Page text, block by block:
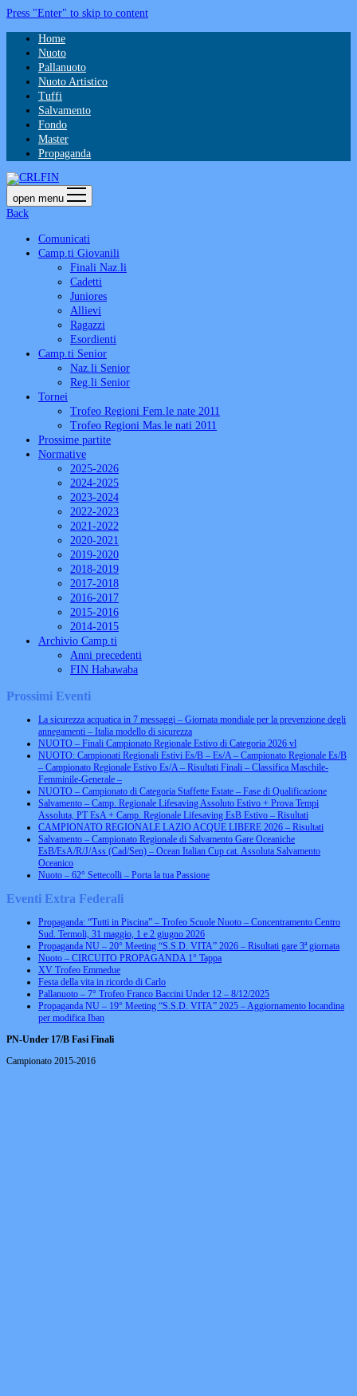
Press "Enter" to skip to content
Home
Nuoto
Pallanuoto
Nuoto Artistico
Tuffi
Salvamento
Fondo
Master
Propaganda
open menu
Back
Comunicati
Camp.ti Giovanili
Finali Naz.li
Cadetti
Juniores
Allievi
Ragazzi
Esordienti
Camp.ti Senior
Naz.li Senior
Reg.li Senior
Tornei
Trofeo Regioni Fem.le nate 2011
Trofeo Regioni Mas.le nati 2011
Prossime partite
Normative
2025-2026
2024-2025
2023-2024
2022-2023
2021-2022
2020-2021
2019-2020
2018-2019
2017-2018
2016-2017
2015-2016
2014-2015
Archivio Camp.ti
Anni precedenti
FIN Habawaba
Prossimi Eventi
La sicurezza acquatica in 7 messaggi – Giornata mondiale per la prevenzione degli
annegamenti – Italia modello di sicurezza
NUOTO – Finali Campionato Regionale Estivo di Categoria 2026 vl
NUOTO: Campionati Regionali Estivi Es/B – Es/A – Campionato Regionale Es/B
– Campionato Regionale Estivo Es/A – Risultati Finali – Classifica Maschile-
Femminile-Generale –
NUOTO – Campionato di Categoria Staffette Estate – Fase di Qualificazione
Salvamento – Camp. Regionale Lifesaving Assoluto Estivo + Prova Tempi
Assoluta, PT EsA + Camp. Regionale Lifesaving EsB Estivo – Risultati
CAMPIONATO REGIONALE LAZIO ACQUE LIBERE 2026 – Risultati
Salvamento – Campionato Regionale di Salvamento Gare Oceaniche
EsB/EsA/R/J/Ass (Cad/Sen) – Ocean Italian Cup cat. Assoluta Salvamento
Oceanico
Nuoto – 62° Settecolli – Porta la tua Passione
Eventi Extra Federali
Propaganda: “Tutti in Piscina” – Trofeo Scuole Nuoto – Concentramento Centro
Sud. Termoli, 31 maggio, 1 e 2 giugno 2026
Propaganda NU – 20° Meeting “S.S.D. VITA” 2026 – Risultati gare 3ª giornata
Nuoto – CIRCUITO PROPAGANDA 1° Tappa
XV Trofeo Emmedue
Festa della vita in ricordo di Carlo
Pallanuoto – 7° Trofeo Franco Baccini Under 12 – 8/12/2025
Propaganda NU – 19° Meeting “S.S.D. VITA” 2025 – Aggiornamento locandina
per modifica Iban
PN-Under 17/B Fasi Finali
Campionato 2015-2016